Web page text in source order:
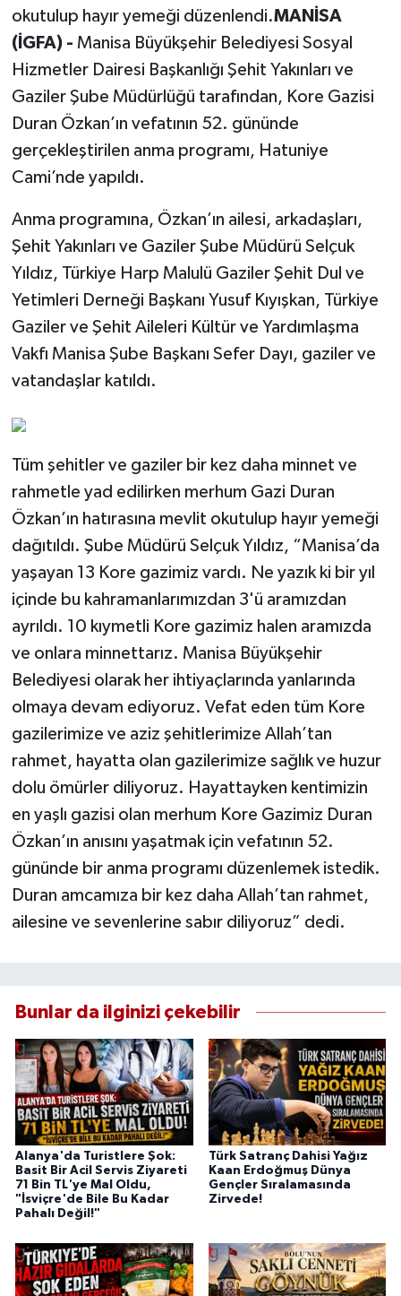
okutulup hayır yemeği düzenlendi.MANİSA
(İGFA) - Manisa Büyükşehir Belediyesi Sosyal
Hizmetler Dairesi Başkanlığı Şehit Yakınları ve
Gaziler Şube Müdürlüğü tarafından, Kore Gazisi
Duran Özkan’ın vefatının 52. gününde
gerçekleştirilen anma programı, Hatuniye
Cami’nde yapıldı.
Anma programına, Özkan’ın ailesi, arkadaşları,
Şehit Yakınları ve Gaziler Şube Müdürü Selçuk
Yıldız, Türkiye Harp Malulü Gaziler Şehit Dul ve
Yetimleri Derneği Başkanı Yusuf Kıyışkan, Türkiye
Gaziler ve Şehit Aileleri Kültür ve Yardımlaşma
Vakfı Manisa Şube Başkanı Sefer Dayı, gaziler ve
vatandaşlar katıldı.
Tüm şehitler ve gaziler bir kez daha minnet ve
rahmetle yad edilirken merhum Gazi Duran
Özkan’ın hatırasına mevlit okutulup hayır yemeği
dağıtıldı. Şube Müdürü Selçuk Yıldız, “Manisa’da
yaşayan 13 Kore gazimiz vardı. Ne yazık ki bir yıl
içinde bu kahramanlarımızdan 3'ü aramızdan
ayrıldı. 10 kıymetli Kore gazimiz halen aramızda
ve onlara minnettarız. Manisa Büyükşehir
Belediyesi olarak her ihtiyaçlarında yanlarında
olmaya devam ediyoruz. Vefat eden tüm Kore
gazilerimize ve aziz şehitlerimize Allah’tan
rahmet, hayatta olan gazilerimize sağlık ve huzur
dolu ömürler diliyoruz. Hayattayken kentimizin
en yaşlı gazisi olan merhum Kore Gazimiz Duran
Özkan’ın anısını yaşatmak için vefatının 52.
gününde bir anma programı düzenlemek istedik.
Duran amcamıza bir kez daha Allah’tan rahmet,
ailesine ve sevenlerine sabır diliyoruz” dedi.
Bunlar da ilginizi çekebilir
Alanya'da Turistlere Şok:
Basit Bir Acil Servis Ziyareti
71 Bin TL'ye Mal Oldu,
"İsviçre'de Bile Bu Kadar
Pahalı Değil!"
Türk Satranç Dahisi Yağız
Kaan Erdoğmuş Dünya
Gençler Sıralamasında
Zirvede!